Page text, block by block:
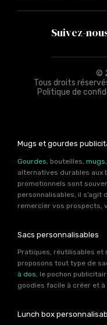
Suivez-
©
Tous droits
Politique de
Mugs et gourdes
Gourdes , bouteilles, mugs
alternatives durables aux
promotionnels sont
personnalisables, il s’agit
remercier vos prospects,
Sacs personnalisables
Pratiques, réutilisables et
proposons tout type de
à dos, le pochon
goodies facile à créer et
Lunch box